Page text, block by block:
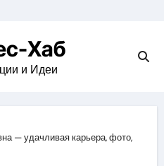
Хаб
и Идеи
— удачливая карьера, фото,